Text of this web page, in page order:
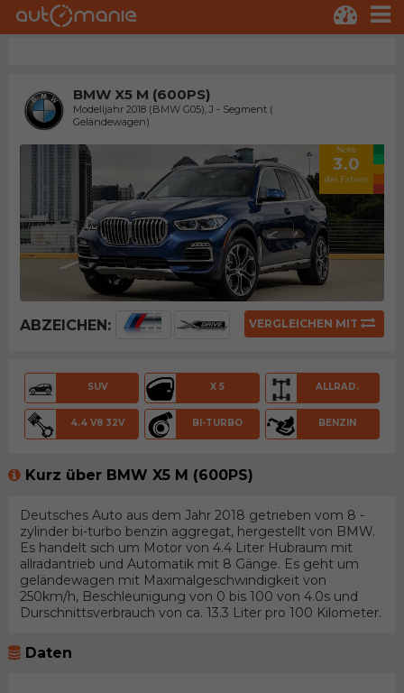
BMW X5 M (600PS)
Modelljahr 2018 (BMW G05), J - Segment (
Geländewagen)
Note
3.0
der Fahrer
ABZEICHEN: VERGLEICHEN MIT
SUV X 5 ALLRAD.
4.4 V8 32V BI-TURBO BENZIN
Kurz über BMW X5 M (600PS)
Deutsches Auto aus dem Jahr 2018 getrieben vom 8 -
zylinder bi-turbo benzin aggregat, hergestellt von BMW.
Es handelt sich um Motor von 4.4 Liter Hubraum mit
allradantrieb und Automatik mit 8 Gänge. Es geht um
geländewagen mit Maximalgeschwindigkeit von
250km/h, Beschleunigung von 0 bis 100 von 4.0s und
Durschnittsverbrauch von ca. 13.3 Liter pro 100 Kilometer.
Daten